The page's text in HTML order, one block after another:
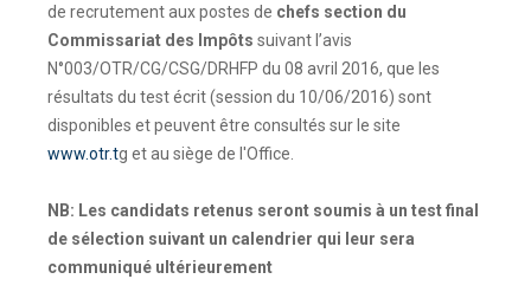
CONTACT
Contactez OTR
de recrutement aux postes de chefs section du
Commissariat des Impôts suivant l’avis
N°003/OTR/CG/CSG/DRHFP du 08 avril 2016, que les
résultats du test écrit (session du 10/06/2016) sont
disponibles et peuvent être consultés sur le site
www.otr.tg et au siège de l'Office.
NB: Les candidats retenus seront soumis à un test final
de sélection suivant un calendrier qui leur sera
communiqué ultérieurement